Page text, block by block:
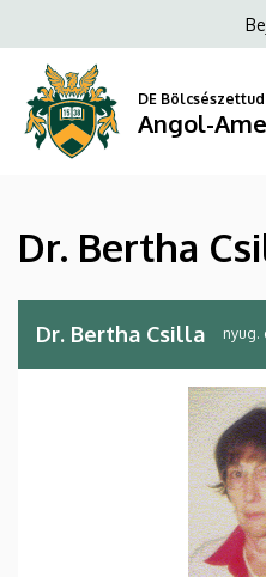
Bertha
Csilla
Amerikai
Intézet
a
tartalomra
DE
Angol-
Dr. Bertha
Dr. Bertha Csilla nyug.